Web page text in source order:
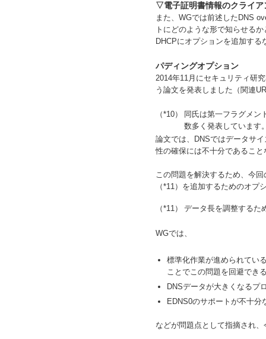
▽電子証明書情報のクライア
また、WGでは前述したDNS
トにどのような形で知らせる
DHCPにオプションを追加す
パディングオプション
2014年11月にセキュリティ研
う論文を発表しました（関連
（*10）
同氏は第一フラグメン
数多く発表しています
論文では、DNSではデータサ
性の確保には不十分であるこ
この問題を解決するため、今
（*11）を追加するためのオ
（*11） データ長を調整するた
WGでは、
標準化作業が進められてい
ことでこの問題を回避でき
DNSデータが大きくなるプ
EDNS0のサポートが不十
などが問題点として指摘され